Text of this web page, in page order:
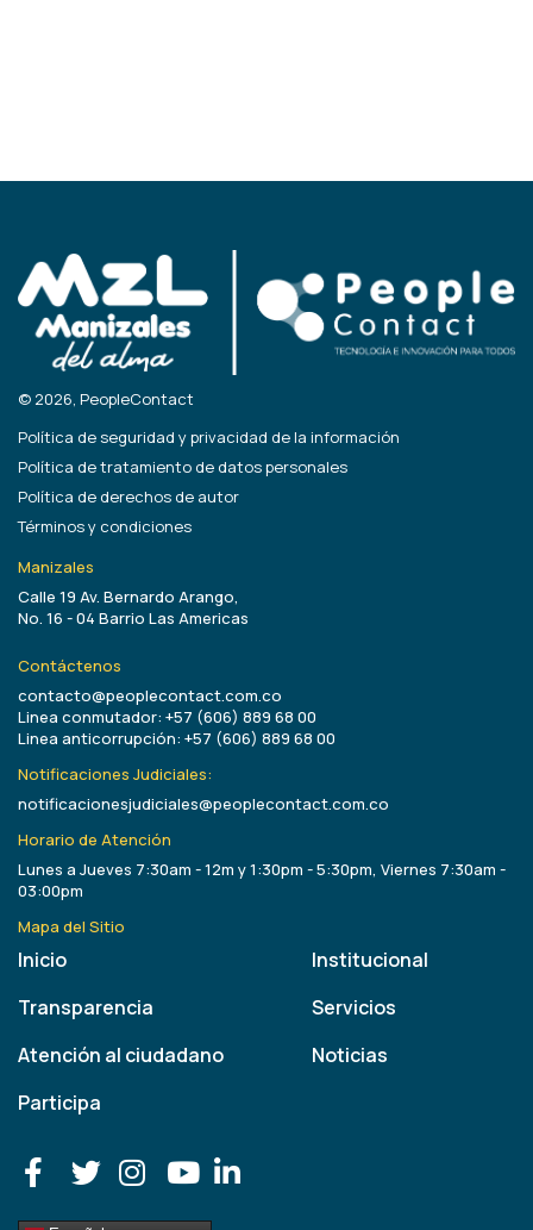
© 2026, PeopleContact
Política de seguridad y privacidad de la información
Política de tratamiento de datos personales
Política de derechos de autor
Términos y condiciones
Manizales
Calle 19 Av. Bernardo Arango,
No. 16 - 04 Barrio Las Americas
Contáctenos
contacto@peoplecontact.com.co
Linea conmutador: +57 (606) 889 68 00
Linea anticorrupción: +57 (606) 889 68 00
Notificaciones Judiciales:
notificacionesjudiciales@peoplecontact.com.co
Horario de Atención
Lunes a Jueves 7:30am - 12m y 1:30pm - 5:30pm, Viernes 7:30am -
03:00pm
Mapa del Sitio
Inicio
Transparencia
Atención al ciudadano
Participa
Institucional
Servicios
Noticias